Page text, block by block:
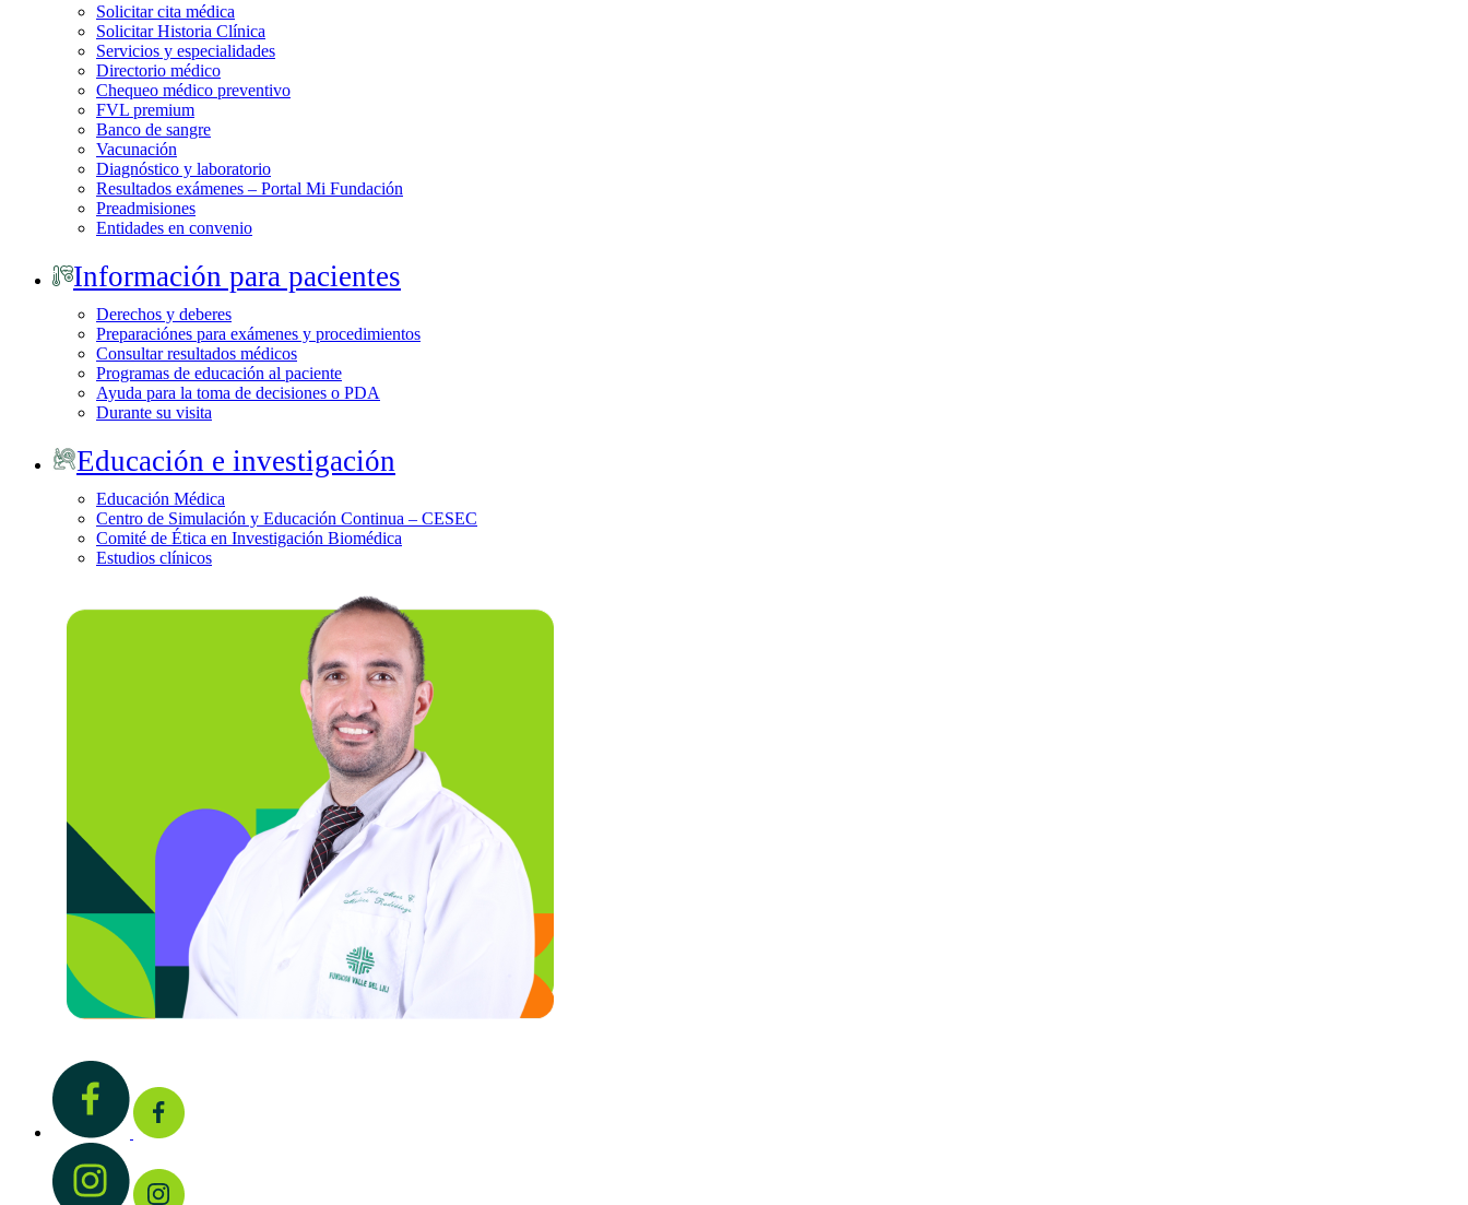
Solicitar cita médica
Solicitar Historia Clínica
Servicios y especialidades
Directorio médico
Chequeo médico preventivo
FVL premium
Banco de sangre
Vacunación
Diagnóstico y laboratorio
Resultados exámenes – Portal Mi Fundación
Preadmisiones
Entidades en convenio
Información para pacientes
Derechos y deberes
Preparaciónes para exámenes y procedimientos
Consultar resultados médicos
Programas de educación al paciente
Ayuda para la toma de decisiones o PDA
Durante su visita
Educación e investigación
Educación Médica
Centro de Simulación y Educación Continua – CESEC
Comité de Ética en Investigación Biomédica
Estudios clínicos